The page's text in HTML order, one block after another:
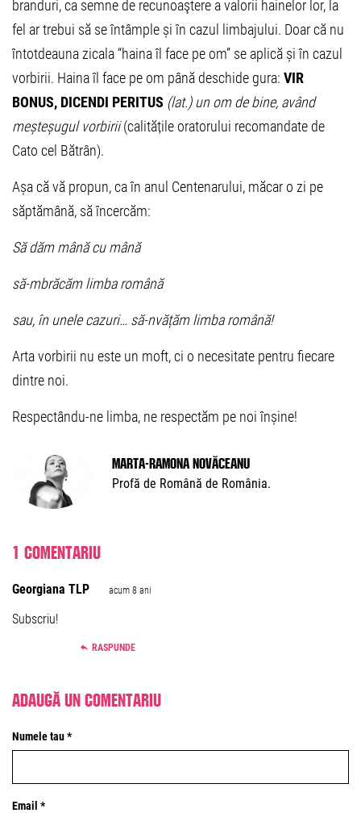
branduri, ca semne de recunoaştere a valorii hainelor lor, la
fel ar trebui să se întâmple și în cazul limbajului. Doar că nu
întotdeauna zicala “haina îl face pe om” se aplică și în cazul
vorbirii. Haina îl face pe om până deschide gura: VIR
BONUS, DICENDI PERITUS (lat.) un om de bine, având
meșteșugul vorbirii(calitățile oratorului recomandate de
Cato cel Bătrân).
Așa că vă propun, ca în anul Centenarului, măcar o zi pe
săptămână, să încercăm:
Să dăm mână cu mână
să-mbrăcăm limba română
sau, în unele cazuri… să-nvățăm limba română!
Arta vorbirii nu este un moft, ci o necesitate pentru fiecare
dintre noi.
Respectându-ne limba, ne respectăm pe noi înșine!
Marta-Ramona Novăceanu
Profă de Română de România.
1 comentariu
Georgiana TLP acum 8 ani
Subscriu!
RASPUNDE
Adaugă un comentariu
Numele tau *
Email *